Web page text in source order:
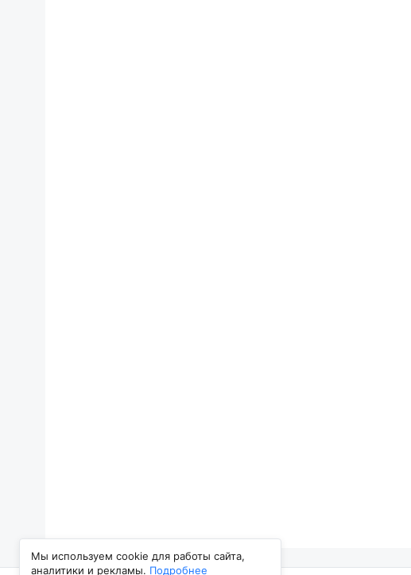
Мы используем cookie для работы сайта,
аналитики и рекламы. Подробнее